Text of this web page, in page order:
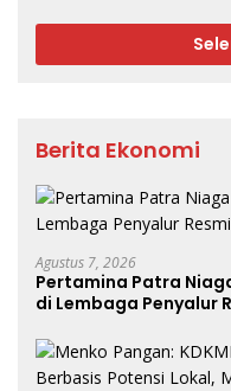
Berita Ekonomi
Agustus 7, 2026
Pertamina Patra
di Lembaga Penyalur